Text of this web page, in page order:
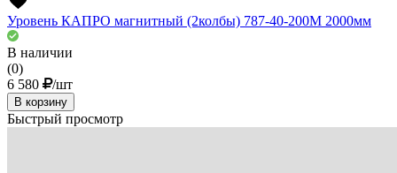
Уровень КАПРО магнитный (2колбы) 787-40-200М 2000мм
В наличии
(0)
6 580
/шт
В корзину
Быстрый просмотр